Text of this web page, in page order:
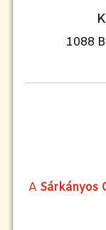
1088
A Sárkányos